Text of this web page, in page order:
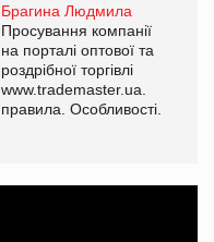
Брагина Людмила
Просування компанії
на порталі оптової та
роздрібної торгівлі
www.trademaster.ua.
правила. Особливості.